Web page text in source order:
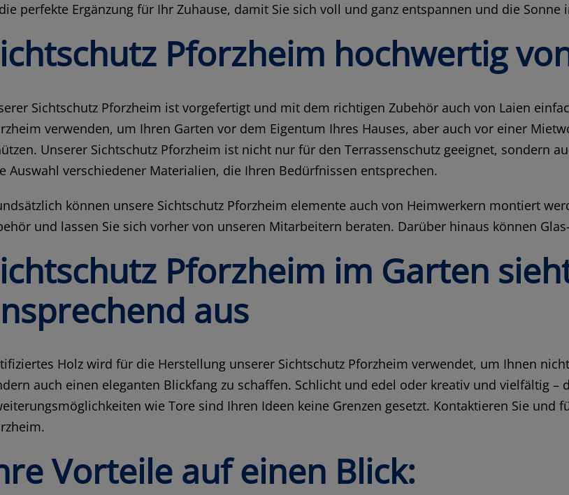
perfekte Ergänzung für Ihr Zuhause, damit Sie sich voll und ganz entspannen und die Sonne
Pforzheim hochwertig
Sichtschutz Pforzheim ist vorgefertigt und mit dem richtigen Zubehör auch von Laien
verwenden, um Ihren Garten vor dem Eigentum Ihres Hauses, aber auch vor einer
Unserer Sichtschutz Pforzheim ist nicht nur für den Terrassenschutz geeignet, sondern
Auswahl verschiedener Materialien, die Ihren Bedürfnissen entsprechen.
können unsere Sichtschutz Pforzheim elemente auch von Heimwerkern montiert
und lassen Sie sich vorher von unseren Mitarbeitern beraten. Darüber hinaus können
Pforzheim im Garten
aus
Holz wird für die Herstellung unserer Sichtschutz Pforzheim verwendet, um Ihnen
auch einen eleganten Blickfang zu schaffen. Schlicht und edel oder kreativ und vielfältig –
wie Tore sind Ihren Ideen keine Grenzen gesetzt. Kontaktieren Sie und
Vorteile auf einen Blick: